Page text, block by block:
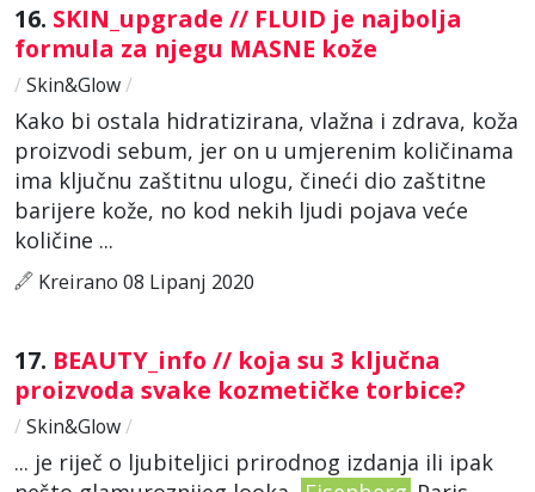
16. SKIN_upgrade // FLUID je najbolja
formula za njegu MASNE kože
/ Skin&Glow/
Kako bi ostala hidratizirana, vlažna i zdrava, koža
proizvodi sebum, jer on u umjerenim količinama
ima ključnu zaštitnu ulogu, čineći dio zaštitne
barijere kože, no kod nekih ljudi pojava veće
količine ...
Kreirano 08 Lipanj 2020
17. BEAUTY_info // koja su 3 ključna
proizvoda svake kozmetičke torbice?
/ Skin&Glow/
... je riječ o ljubiteljici prirodnog izdanja ili ipak